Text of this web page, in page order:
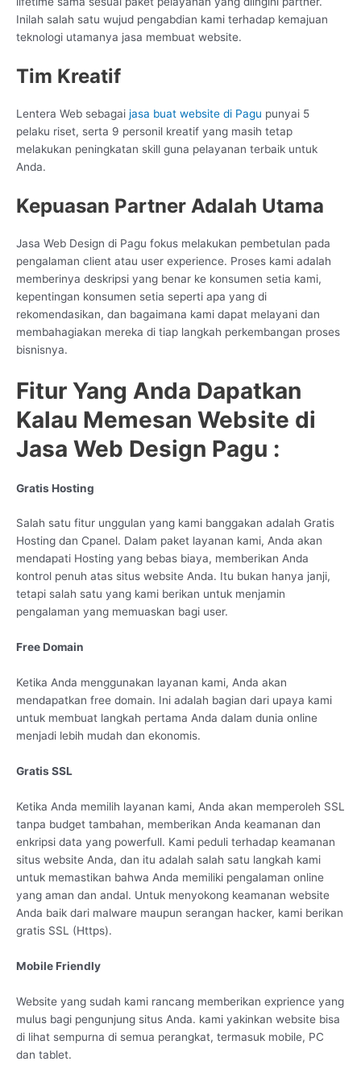
Inilah salah satu wujud pengabdian kami terhadap kemajuan
teknologi utamanya jasa membuat website.
Tim Kreatif
Lentera Web sebagai jasa buat website di Pagu punyai 5
pelaku riset, serta 9 personil kreatif yang masih tetap
melakukan peningkatan skill guna pelayanan terbaik untuk
Anda.
Kepuasan Partner Adalah Utama
Jasa Web Design di Pagu fokus melakukan pembetulan pada
pengalaman client atau user experience. Proses kami adalah
memberinya deskripsi yang benar ke konsumen setia kami,
kepentingan konsumen setia seperti apa yang di
rekomendasikan, dan bagaimana kami dapat melayani dan
membahagiakan mereka di tiap langkah perkembangan proses
bisnisnya.
Fitur Yang Anda Dapatkan
Kalau Memesan Website di
Jasa Web Design Pagu :
Gratis Hosting
Salah satu fitur unggulan yang kami banggakan adalah Gratis
Hosting dan Cpanel. Dalam paket layanan kami, Anda akan
mendapati Hosting yang bebas biaya, memberikan Anda
kontrol penuh atas situs website Anda. Itu bukan hanya janji,
tetapi salah satu yang kami berikan untuk menjamin
pengalaman yang memuaskan bagi user.
Free Domain
Ketika Anda menggunakan layanan kami, Anda akan
mendapatkan free domain. Ini adalah bagian dari upaya kami
untuk membuat langkah pertama Anda dalam dunia online
menjadi lebih mudah dan ekonomis.
Gratis SSL
Ketika Anda memilih layanan kami, Anda akan memperoleh SSL
tanpa budget tambahan, memberikan Anda keamanan dan
enkripsi data yang powerfull. Kami peduli terhadap keamanan
situs website Anda, dan itu adalah salah satu langkah kami
untuk memastikan bahwa Anda memiliki pengalaman online
yang aman dan andal. Untuk menyokong keamanan website
Anda baik dari malware maupun serangan hacker, kami berikan
gratis SSL (Https).
Mobile Friendly
Website yang sudah kami rancang memberikan exprience yang
mulus bagi pengunjung situs Anda. kami yakinkan website bisa
di lihat sempurna di semua perangkat, termasuk mobile, PC
dan tablet.